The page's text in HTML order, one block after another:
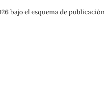
bajo el esquema de publicación